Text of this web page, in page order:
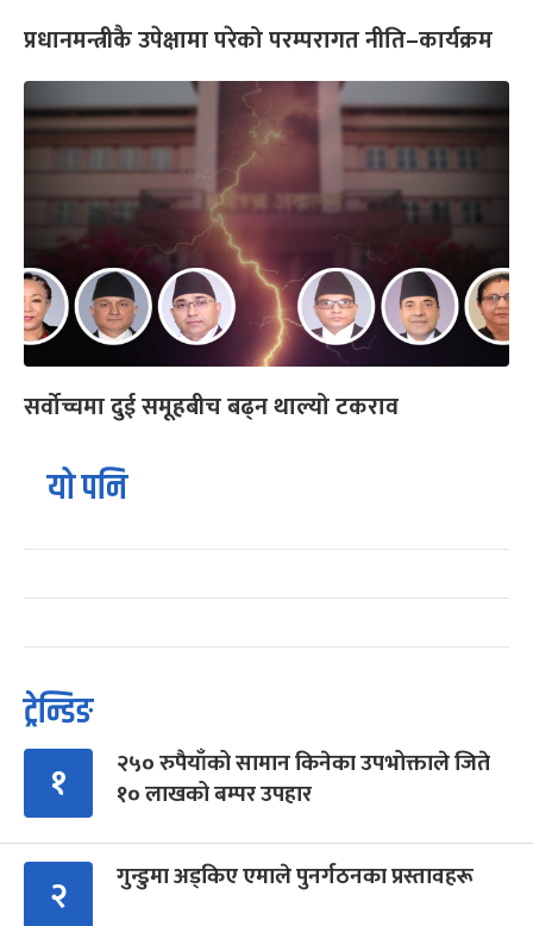
प्रधानमन्त्रीकै उपेक्षामा परेको परम्परागत नीति–कार्यक्रम
सर्वोच्चमा दुई समूहबीच बढ्न थाल्यो टकराव
यो पनि
ट्रेन्डिङ
१
२५० रुपैयाँको सामान किनेका उपभोक्ताले जिते
१० लाखको बम्पर उपहार
२ गुन्डुमा अड्किए एमाले पुनर्गठनका प्रस्तावहरू